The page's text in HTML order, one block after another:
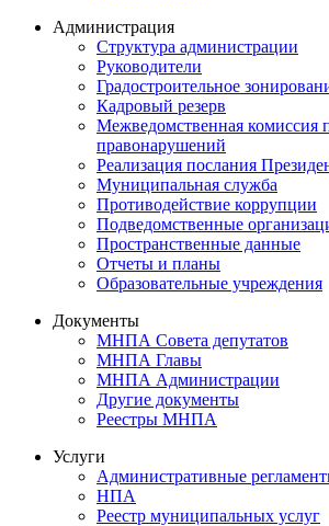
Администрация
Структура администрации
Руководители
Градостроительное
Кадровый резерв
Межведомственная комиссия
правонарушений
Реализация послания
Муниципальная служба
Противодействие коррупции
Подведомственные
Пространственные данные
Отчеты и планы
Образовательные учреждения
Документы
МНПА Совета депутатов
МНПА Главы
МНПА Администрации
Другие документы
Реестры МНПА
Услуги
Административные
НПА
Реестр муниципальных услуг